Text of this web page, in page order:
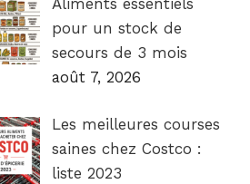
pour un stock de
secours de 3 mois
août 7, 2026
Les meilleures courses
saines chez Costco :
liste 2023